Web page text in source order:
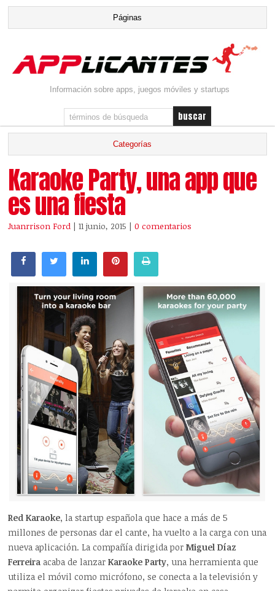
Información sobre apps, juegos móviles y startups
Karaoke Party, una app que
es una fiesta
Juanrrison Ford | 11 junio, 2015 |0 comentarios
Red Karaoke, la startup española que hace a más de 5
millones de personas dar el cante, ha vuelto a la carga con una
nueva aplicación. La compañía dirigida porMiguel Díaz
Ferreira acaba de lanzarKaraoke Party, una herramienta que
utiliza el móvil como micrófono, se conecta a la televisión y